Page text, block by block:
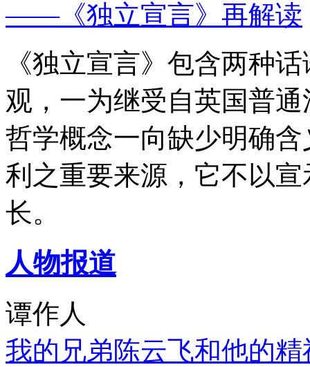
——《独立宣言》再解读
《独立宣言》包含两种
观，一为继受自英国普
哲学概念一向缺少明确
利之重要来源，它不以
长。
人物报道
谭作人
我的兄弟陈云飞和他的